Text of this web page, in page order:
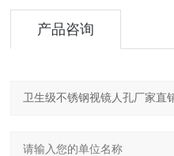
产品咨询